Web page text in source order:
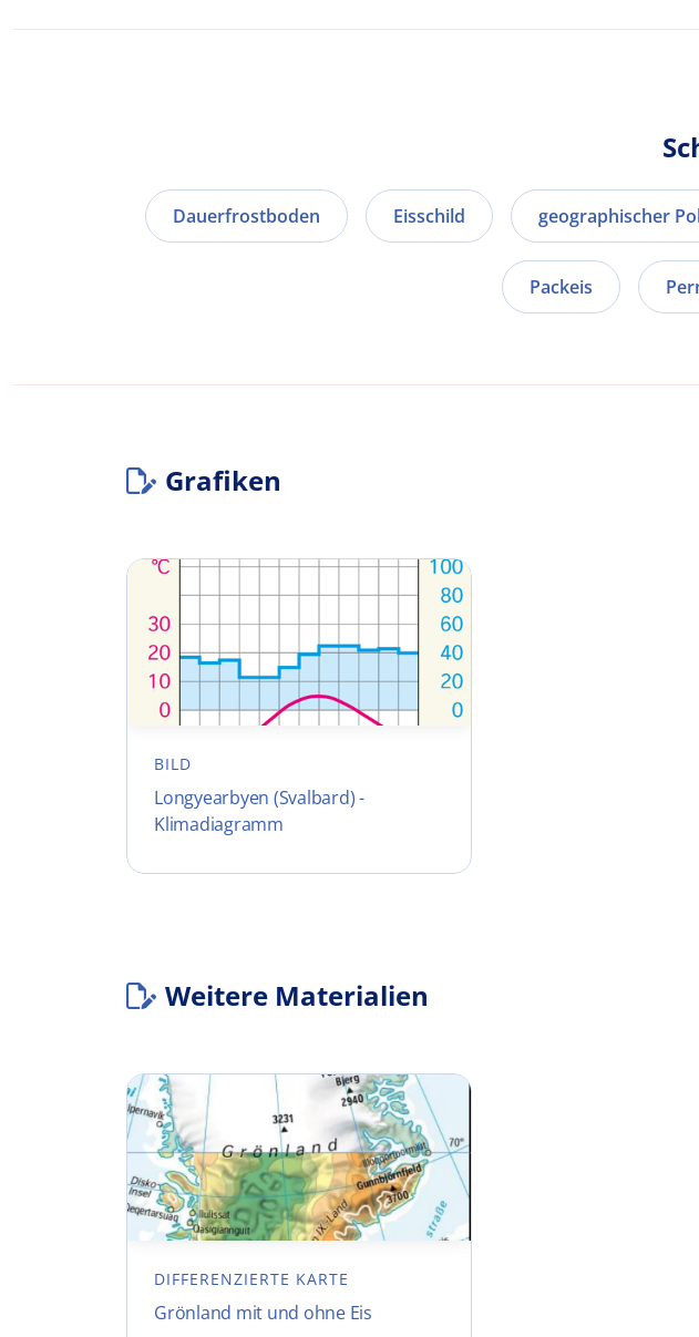
Dauerfrostboden Eisschild geographischer
Packeis
Grafiken
BILD
Longyearbyen (Svalbard) -
Klimadiagramm
Weitere Materialien
DIFFERENZIERTE KARTE
Grönland mit und ohne Eis